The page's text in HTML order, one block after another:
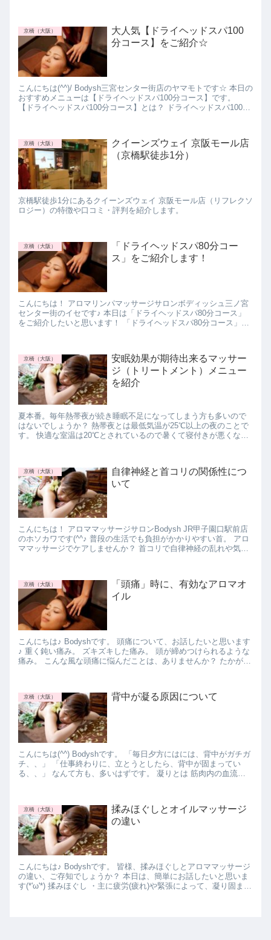
京橋（大阪）
大人気【ドライヘッドスパ100
分コース】をご紹介☆
こんにちは(^^)/ Bodysh三宮センター街店のヤマモトです☆ 本日の
おすすめメニューは【ドライヘッドスパ100分コース】です。
【ドライヘッドスパ100分コース】とは？ ドライヘッドスパ100分
京橋（大阪）
クイーンズウェイ 京阪モール店
（京橋駅徒歩1分）
京橋駅徒歩1分にあるクイーンズウェイ 京阪モール店（リフレクソ
ロジー）の特徴や口コミ・評判を紹介します。
京橋（大阪）
「ドライヘッドスパ80分コー
ス」をご紹介します！
こんにちは！ アロマリンパマッサージサロンボディッシュ三ノ宮
センター街のイセです♪ 本日は「ドライヘッドスパ80分コース」
をご紹介したいと思います！ 「ドライヘッドスパ80分コース」と
京橋（大阪）
安眠効果が期待出来るマッサー
ジ（トリートメント）メニュー
を紹介
夏本番。毎年熱帯夜が続き睡眠不足になってしまう方も多いので
はないでしょうか？ 熱帯夜とは最低気温が25℃以上の夜のことで
す。 快適な室温は20℃とされているので暑くて寝付きが悪くなっ
京橋（大阪）
自律神経と首コリの関係性につ
いて
こんにちは！ アロママッサージサロンBodysh JR甲子園口駅前店
のホソカワです(^^♪ 普段の生活でも負担がかかりやすい首。 アロ
ママッサージでケアしませんか？ 首コリで自律神経の乱れや気分
京橋（大阪）
「頭痛」時に、有効なアロマオ
イル
こんにちは♪ Bodyshです。 頭痛について、お話したいと思います
♪ 重く鈍い痛み。 ズキズキした痛み。 頭が締めつけられるような
痛み。 こんな風な頭痛に悩んだことは、ありませんか？ たかが、
京橋（大阪） 背中が凝る原因について
こんにちは(^^) Bodyshです。 「毎日夕方にはには、背中がガチガ
チ、、」 「仕事終わりに、立とうとしたら、背中が固まってい
る、、」 なんて方も、多いはずです。 凝りとは 筋肉内の血流が
京橋（大阪）
揉みほぐしとオイルマッサージ
の違い
こんにちは♪ Bodyshです。 皆様、揉みほぐしとアロママッサージ
の違い、ご存知でしょうか？ 本日は、簡単にお話したいと思いま
す(*'ω'*) 揉みほぐし ・主に疲労(疲れ)や緊張によって、凝り固まっ